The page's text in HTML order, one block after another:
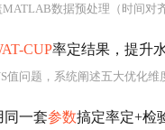
数据预处理（时间对齐、单位转
CUP率定结果，提升
值问题，系统阐述五大优化维
同一套参数搞定率定+检